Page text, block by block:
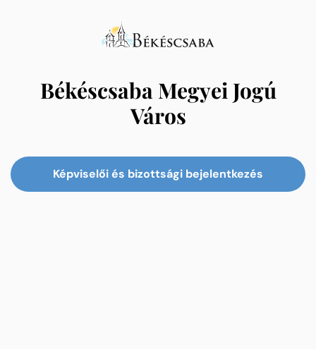
Békéscsaba Megyei Jogú
Város
Képviselői és bizottsági bejelentkezés